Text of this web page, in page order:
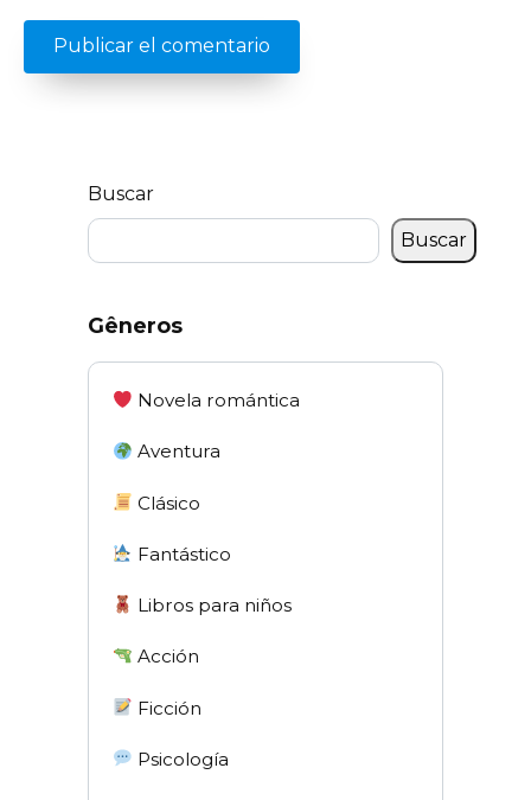
Buscar
Buscar
Gêneros
Novela romántica
Aventura
Clásico
Fantástico
Libros para niños
Acción
Ficción
Psicología